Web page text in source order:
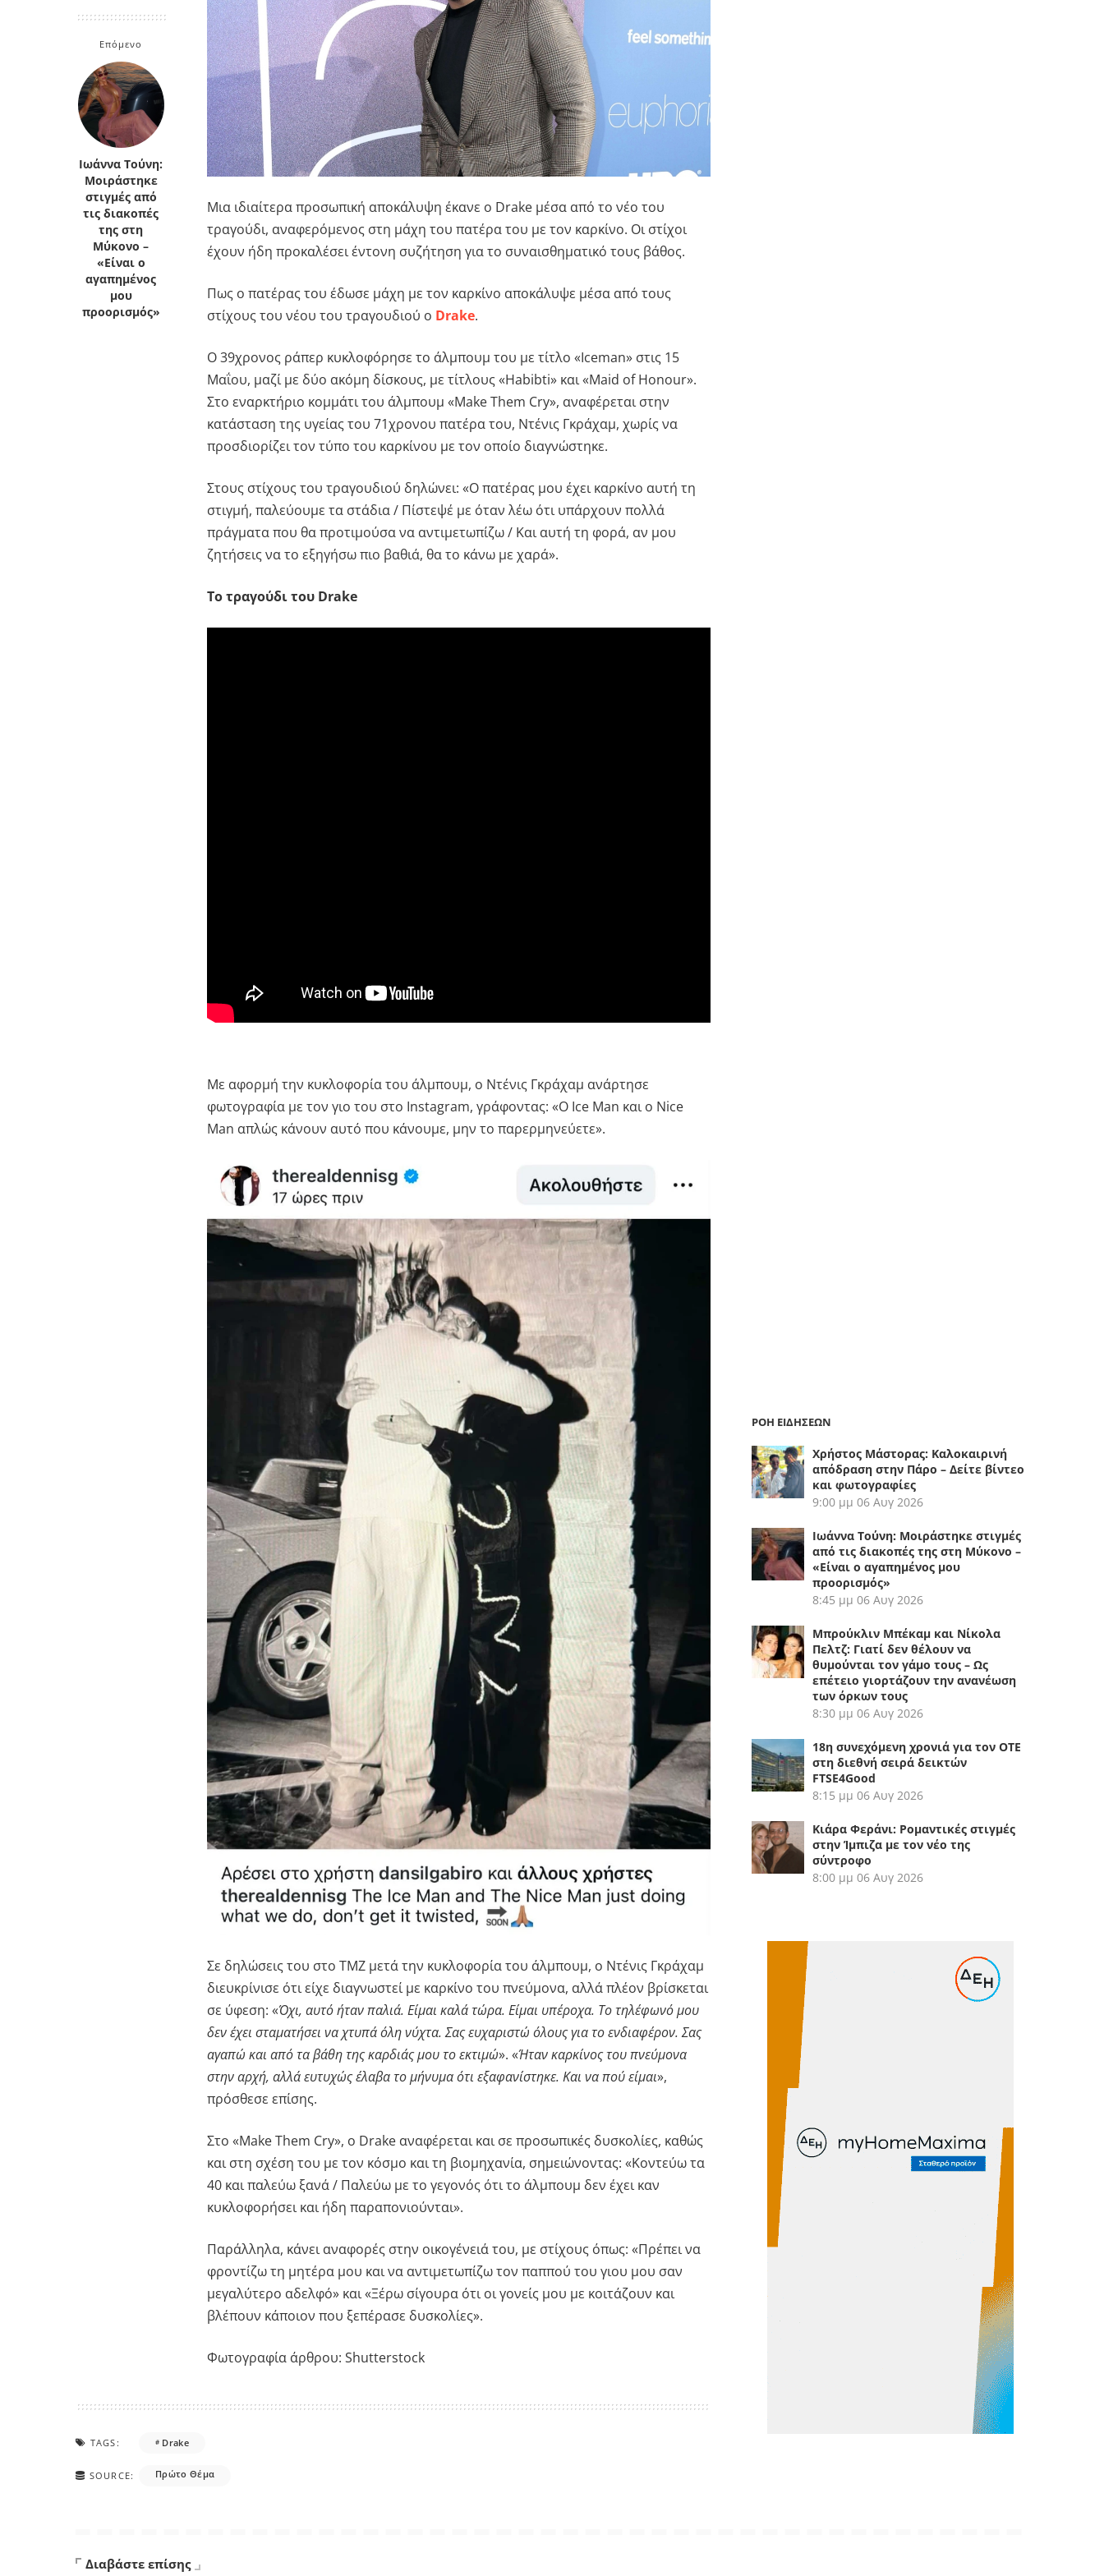
Κρήτη
Κυκλάδες
Πελοπόννησος
Πελοπόννησος
Επόμενο
Ιωάννα Τούνη:
Μοιράστηκε
στιγμές από
τις διακοπές
της στη
Μύκονο –
«Είναι ο
αγαπημένος
μου
προορισμός»
Μια ιδιαίτερα προσωπική αποκάλυψη έκανε ο Drake μέσα από το νέο του
τραγούδι, αναφερόμενος στη μάχη του πατέρα του με τον καρκίνο. Οι στίχοι
έχουν ήδη προκαλέσει έντονη συζήτηση για το συναισθηματικό τους βάθος.
Πως ο πατέρας του έδωσε μάχη με τον καρκίνο αποκάλυψε μέσα από τους
στίχους του νέου του τραγουδιού ο Drake.
Ο 39χρονος ράπερ κυκλοφόρησε το άλμπουμ του με τίτλο «Iceman» στις 15
Μαΐου, μαζί με δύο ακόμη δίσκους, με τίτλους «Habibti» και «Maid of Honour».
Στο εναρκτήριο κομμάτι του άλμπουμ «Make Them Cry», αναφέρεται στην
κατάσταση της υγείας του 71χρονου πατέρα του, Ντένις Γκράχαμ, χωρίς να
προσδιορίζει τον τύπο του καρκίνου με τον οποίο διαγνώστηκε.
Στους στίχους του τραγουδιού δηλώνει: «Ο πατέρας μου έχει καρκίνο αυτή τη
στιγμή, παλεύουμε τα στάδια / Πίστεψέ με όταν λέω ότι υπάρχουν πολλά
πράγματα που θα προτιμούσα να αντιμετωπίζω / Και αυτή τη φορά, αν μου
ζητήσεις να το εξηγήσω πιο βαθιά, θα το κάνω με χαρά».
Το τραγούδι του Drake
Με αφορμή την κυκλοφορία του άλμπουμ, ο Ντένις Γκράχαμ ανάρτησε
φωτογραφία με τον γιο του στο Instagram, γράφοντας: «Ο Ice Man και ο Nice
Man απλώς κάνουν αυτό που κάνουμε, μην το παρερμηνεύετε».
Σε δηλώσεις του στο TMZ μετά την κυκλοφορία του άλμπουμ, ο Ντένις Γκράχαμ
διευκρίνισε ότι είχε διαγνωστεί με καρκίνο του πνεύμονα, αλλά πλέον βρίσκεται
σε ύφεση: «Όχι, αυτό ήταν παλιά. Είμαι καλά τώρα. Είμαι υπέροχα. Το τηλέφωνό μου
δεν έχει σταματήσει να χτυπά όλη νύχτα. Σας ευχαριστώ όλους για το ενδιαφέρον. Σας
αγαπώ και από τα βάθη της καρδιάς μου το εκτιμώ». «Ήταν καρκίνος του πνεύμονα
στην αρχή, αλλά ευτυχώς έλαβα το μήνυμα ότι εξαφανίστηκε. Και να πού είμαι»,
πρόσθεσε επίσης.
Στο «Make Them Cry», ο Drake αναφέρεται και σε προσωπικές δυσκολίες, καθώς
και στη σχέση του με τον κόσμο και τη βιομηχανία, σημειώνοντας: «Κοντεύω τα
40 και παλεύω ξανά / Παλεύω με το γεγονός ότι το άλμπουμ δεν έχει καν
κυκλοφορήσει και ήδη παραπονιούνται».
Παράλληλα, κάνει αναφορές στην οικογένειά του, με στίχους όπως: «Πρέπει να
φροντίζω τη μητέρα μου και να αντιμετωπίζω τον παππού του γιου μου σαν
μεγαλύτερο αδελφό» και «Ξέρω σίγουρα ότι οι γονείς μου με κοιτάζουν και
βλέπουν κάποιον που ξεπέρασε δυσκολίες».
Φωτογραφία άρθρου: Shutterstock
TAGS: Drake
SOURCE: Πρώτο Θέμα
ΡΟΗ ΕΙΔΗΣΕΩΝ
Χρήστος Μάστορας: Καλοκαιρινή
απόδραση στην Πάρο – Δείτε βίντεο
και φωτογραφίες
9:00 μμ 06 Αυγ 2026
Ιωάννα Τούνη: Μοιράστηκε στιγμές
από τις διακοπές της στη Μύκονο –
«Είναι ο αγαπημένος μου
προορισμός»
8:45 μμ 06 Αυγ 2026
Μπρούκλιν Μπέκαμ και Νίκολα
Πελτζ: Γιατί δεν θέλουν να
θυμούνται τον γάμο τους – Ως
επέτειο γιορτάζουν την ανανέωση
των όρκων τους
8:30 μμ 06 Αυγ 2026
18η συνεχόμενη χρονιά για τον ΟΤΕ
στη διεθνή σειρά δεικτών
FTSE4Good
8:15 μμ 06 Αυγ 2026
Κιάρα Φεράνι: Ρομαντικές στιγμές
στην Ίμπιζα με τον νέο της
σύντροφο
8:00 μμ 06 Αυγ 2026
Διαβάστε επίσης